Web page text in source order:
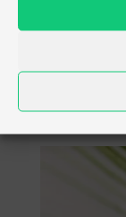
L’adoption
électrique
conducteurs
chère mais